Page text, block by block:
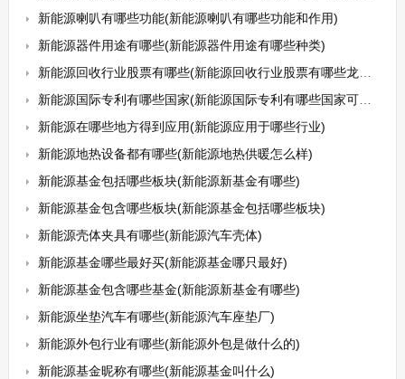
新能源喇叭有哪些功能(新能源喇叭有哪些功能和作用)
新能源器件用途有哪些(新能源器件用途有哪些种类)
新能源回收行业股票有哪些(新能源回收行业股票有哪些龙头股)
新能源国际专利有哪些国家(新能源国际专利有哪些国家可以申请)
新能源在哪些地方得到应用(新能源应用于哪些行业)
新能源地热设备都有哪些(新能源地热供暖怎么样)
新能源基金包括哪些板块(新能源新基金有哪些)
新能源基金包含哪些板块(新能源基金包括哪些板块)
新能源壳体夹具有哪些(新能源汽车壳体)
新能源基金哪些最好买(新能源基金哪只最好)
新能源基金包含哪些基金(新能源新基金有哪些)
新能源坐垫汽车有哪些(新能源汽车座垫厂)
新能源外包行业有哪些(新能源外包是做什么的)
新能源基金昵称有哪些(新能源基金叫什么)